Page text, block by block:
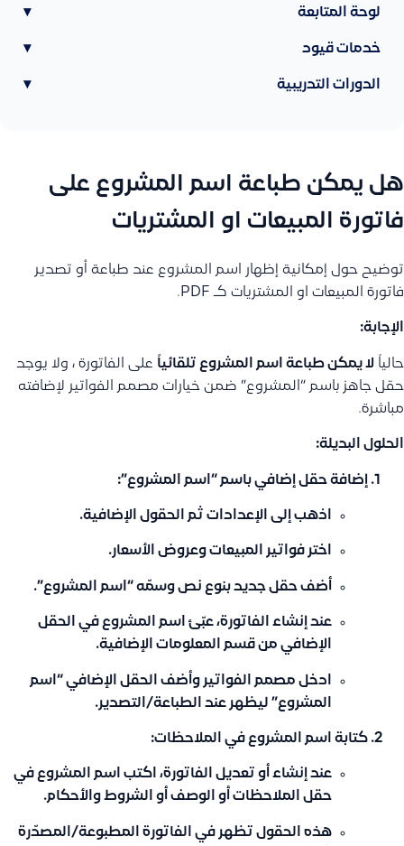
لوحة المتابعة ▾
خدمات قيود ▾
الدورات التدريبية ▾
هل يمكن طباعة اسم المشروع على
فاتورة المبيعات او المشتريات
توضيح حول إمكانية إظهار اسم المشروع عند طباعة أو تصدير
فاتورة المبيعات او المشتريات كـ PDF.
الإجابة:
حالياً لا يمكن طباعة اسم المشروع تلقائياً على الفاتورة ، ولا يوجد
حقل جاهز باسم “المشروع” ضمن خيارات مصمم الفواتير لإضافته
مباشرة.
الحلول البديلة:
إضافة حقل إضافي باسم “اسم المشروع”:
اذهب إلى الإعدادات ثم الحقول الإضافية.
اختر فواتير المبيعات وعروض الأسعار.
أضف حقل جديد بنوع نص وسمّه “اسم المشروع”.
عند إنشاء الفاتورة، عبّئ اسم المشروع في الحقل
الإضافي من قسم المعلومات الإضافية.
ادخل مصمم الفواتير وأضف الحقل الإضافي “اسم
المشروع” ليظهر عند الطباعة/التصدير.
كتابة اسم المشروع في الملاحظات:
عند إنشاء أو تعديل الفاتورة، اكتب اسم المشروع في
حقل الملاحظات أو الوصف أو الشروط والأحكام.
هذه الحقول تظهر في الفاتورة المطبوعة/المصدّرة